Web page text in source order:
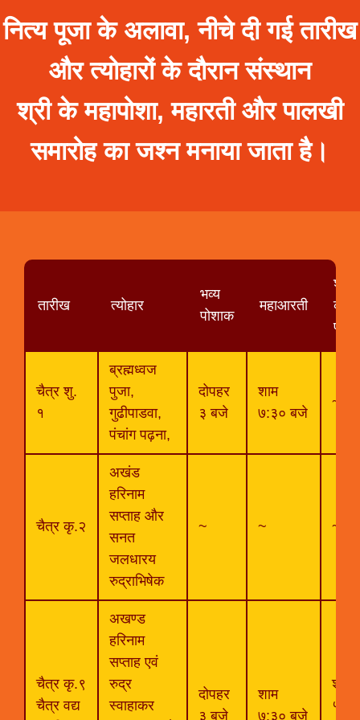
नित्य पूजा के अलावा, नीचे दी गई तारीख
और त्योहारों के दौरान संस्थान
श्री के महापोशा, महारती और पालखी
समारोह का जश्न मनाया जाता है।
तारीख त्योहार
भव्य
पोशाक
महाआरती
श्री
की
चैत्र शु.
१
ब्रह्मध्वज
पुजा,
गुढीपाडवा,
पंचांग पढ़ना,
दोपहर
३ बजे
शाम
७:३० बजे
~
चैत्र कृ.२
अखंड
हरिनाम
सप्ताह और
सनत
जलधारय
रुद्राभिषेक
~ ~ ~
चैत्र कृ.९
चैत्र वद्य
अखण्ड
हरिनाम
सप्ताह एवं
रुद्र
स्वाहाकर
दोपहर
३ बजे
शाम
७:३० बजे
शाम
५:३०